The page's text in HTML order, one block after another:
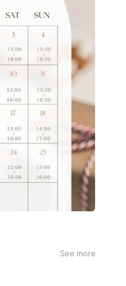
See more